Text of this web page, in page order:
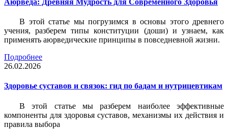
В этой статье мы погрузимся в основы этого древнего
учения, разберем типы конституции (доши) и узнаем, как
применять аюрведические принципы в повседневной жизни.
Подробнее
26.02.2026
Здоровье суставов и связок: гид по бадам и нутрицевтикам
В этой статье мы разберем наиболее эффективные
компоненты для здоровья суставов, механизмы их действия и
правила выбора